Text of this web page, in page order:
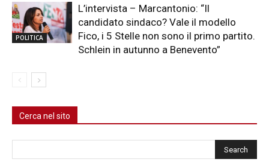
POLITICA
L’intervista – Marcantonio: “Il
candidato sindaco? Vale il modello
Fico, i 5 Stelle non sono il primo partito.
Schlein in autunno a Benevento”
Cerca nel sito